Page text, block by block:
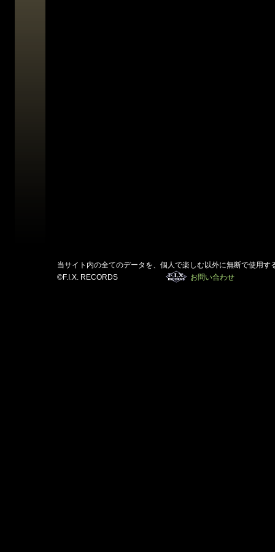
当サイト内の全てのデータを、個人で楽しむ以外に無断で使用す
©F.I.X. RECORDS
お問い合わせ